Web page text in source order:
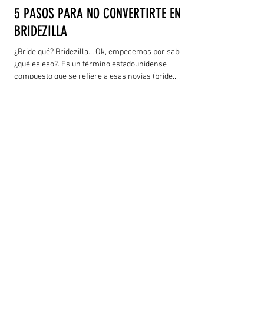
5 PASOS PARA NO CONVERTIRTE EN
BRIDEZILLA
¿Bride qué? Bridezilla… Ok, empecemos por saber
¿qué es eso?. Es un término estadounidense
compuesto que se refiere a esas novias (bride,...